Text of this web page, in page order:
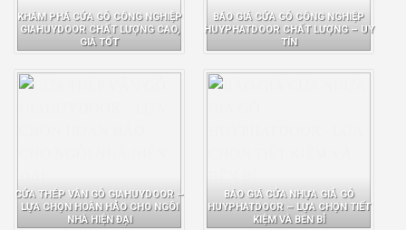
KHÁM PHÁ CỬA GỖ CÔNG NGHIỆP
GIAHUYDOOR CHẤT LƯỢNG CAO,
GIÁ TỐT
BÁO GIÁ CỬA GỖ CÔNG NGHIỆP
HUYPHATDOOR CHẤT LƯỢNG – UY
TÍN
CỬA THÉP VÂN GỖ GIAHUYDOOR –
LỰA CHỌN HOÀN HẢO CHO NGÔI
NHÀ HIỆN ĐẠI
BÁO GIÁ CỬA NHỰA GIẢ GỖ
HUYPHATDOOR – LỰA CHỌN TIẾT
KIỆM VÀ BỀN BỈ